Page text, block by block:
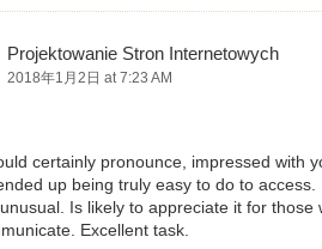
Projektowanie Stron Internetowych
2018年1月2日 at 7:23 AM
certainly pronounce, impressed with
up being truly easy to do to
Is likely to appreciate it for
Excellent task.